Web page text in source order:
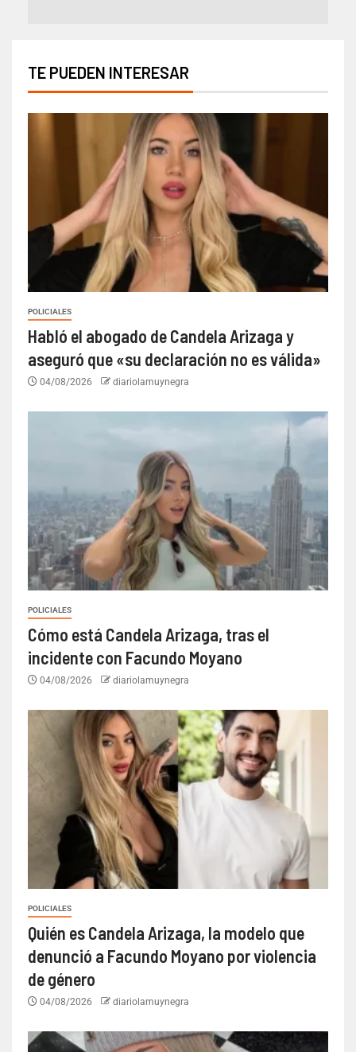
TE PUEDEN INTERESAR
POLICIALES
Habló el abogado de Candela Arizaga y
aseguró que «su declaración no es válida»
04/08/2026 diariolamuynegra
POLICIALES
Cómo está Candela Arizaga, tras el
incidente con Facundo Moyano
04/08/2026 diariolamuynegra
POLICIALES
Quién es Candela Arizaga, la modelo que
denunció a Facundo Moyano por violencia
de género
04/08/2026 diariolamuynegra